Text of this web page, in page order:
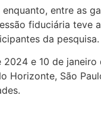
entre as
fiduciária teve
da pesquisa.
e 10 de janeiro
Horizonte, São